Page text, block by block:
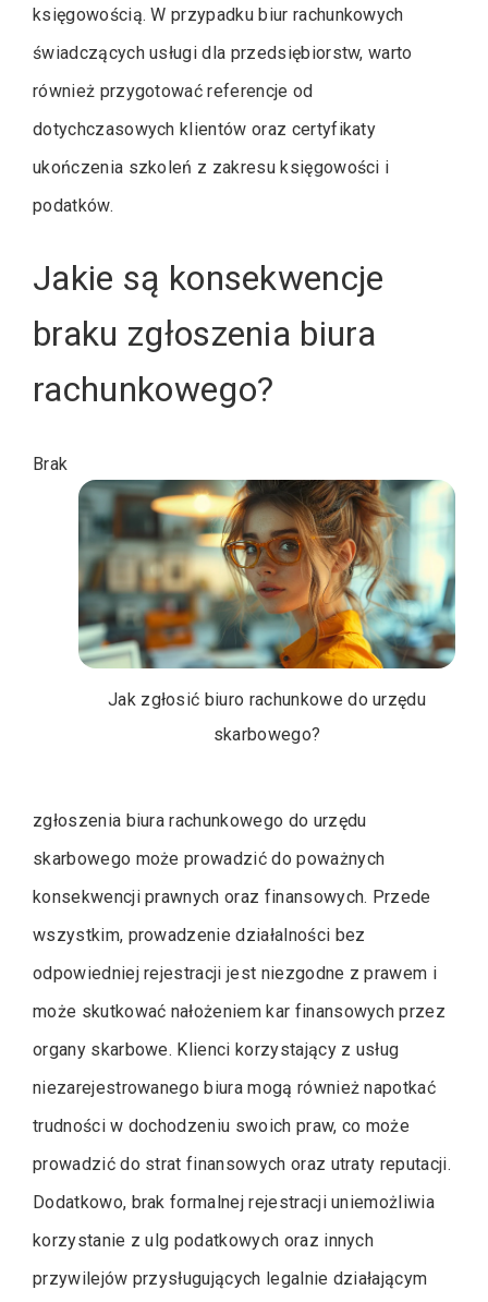
księgowością. W przypadku biur rachunkowych
świadczących usługi dla przedsiębiorstw, warto
również przygotować referencje od
dotychczasowych klientów oraz certyfikaty
ukończenia szkoleń z zakresu księgowości i
podatków.
Jakie są konsekwencje
braku zgłoszenia biura
rachunkowego?
Jak zgłosić biuro rachunkowe do urzędu
skarbowego?
Brak
zgłoszenia biura rachunkowego do urzędu
skarbowego może prowadzić do poważnych
konsekwencji prawnych oraz finansowych. Przede
wszystkim, prowadzenie działalności bez
odpowiedniej rejestracji jest niezgodne z prawem i
może skutkować nałożeniem kar finansowych przez
organy skarbowe. Klienci korzystający z usług
niezarejestrowanego biura mogą również napotkać
trudności w dochodzeniu swoich praw, co może
prowadzić do strat finansowych oraz utraty reputacji.
Dodatkowo, brak formalnej rejestracji uniemożliwia
korzystanie z ulg podatkowych oraz innych
przywilejów przysługujących legalnie działającym